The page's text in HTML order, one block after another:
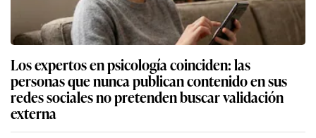
Los expertos en psicología coinciden: las
personas que nunca publican contenido en sus
redes sociales no pretenden buscar validación
externa